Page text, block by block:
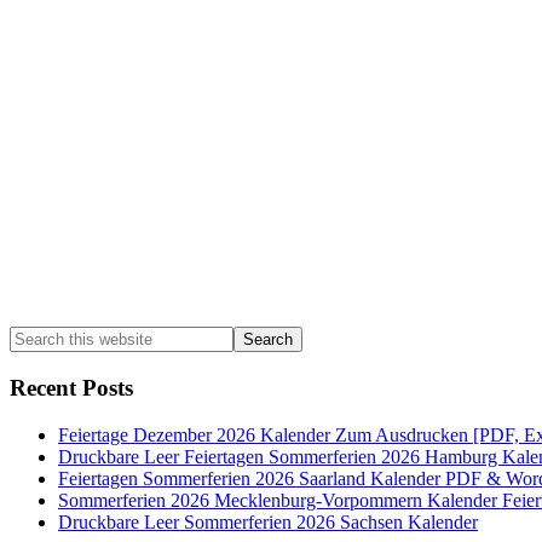
Search
this
website
Recent Posts
Feiertage Dezember 2026 Kalender Zum Ausdrucken [PDF,
Druckbare Leer Feiertagen Sommerferien 2026 Hamburg
Feiertagen Sommerferien 2026 Saarland Kalender PDF &
Sommerferien 2026 Mecklenburg-Vorpommern Kalender
Druckbare Leer Sommerferien 2026 Sachsen Kalender